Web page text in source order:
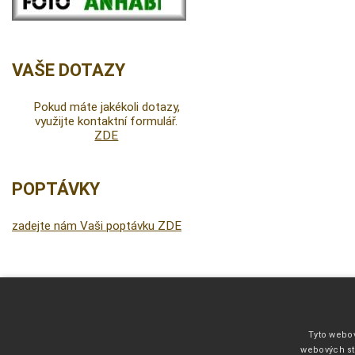
VAŠE DOTAZY
Pokud máte jakékoli dotazy,
využijte kontaktní formulář.
ZDE
POPTÁVKY
zadejte nám Vaši poptávku ZDE
Tyto
webových